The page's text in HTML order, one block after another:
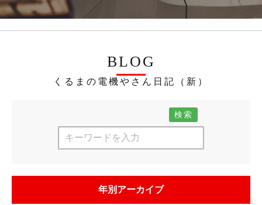
BLOG
くるまの電機やさん日記（新）
検索
年別アーカイブ